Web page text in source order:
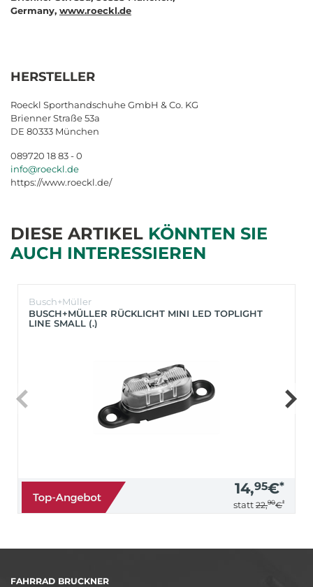
Germany, www.roeckl.de
HERSTELLER
Roeckl Sporthandschuhe GmbH & Co. KG
Brienner Straße 53a
DE 80333 München
089720 18 83 - 0
info@roeckl.de
https://www.roeckl.de/
DIESE ARTIKEL KÖNNTEN SIE
AUCH INTERESSIEREN
Busch+Müller
BUSCH+MÜLLER RÜCKLICHT MINI LED TOPLIGHT
LINE SMALL (.)
14,95€*
statt 22,90€*
FAHRRAD BRUCKNER